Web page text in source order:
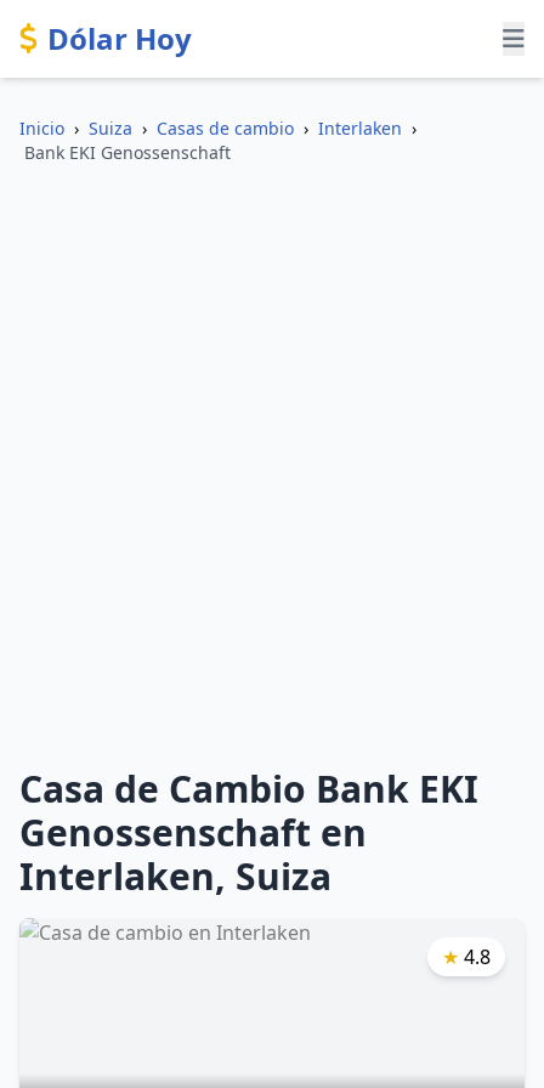
Dólar Hoy
Inicio › Suiza › Casas de cambio › Interlaken ›
Bank EKI Genossenschaft
Casa de Cambio Bank EKI
Genossenschaft en
Interlaken, Suiza
★ 4.8